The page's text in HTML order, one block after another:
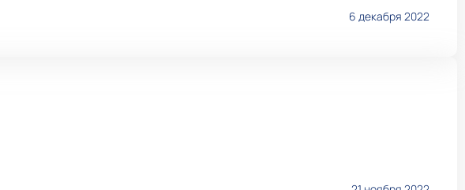
6 декабря 2022